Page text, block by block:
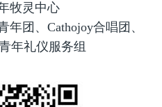
牧灵中心
年团、 Cathojoy合唱团、
年礼仪服务组